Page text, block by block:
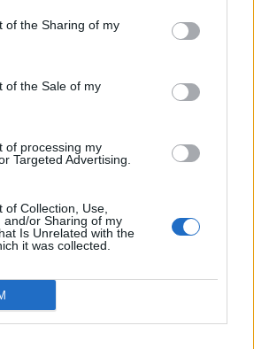
of the Sharing of my
of the Sale of my
of processing my
Targeted Advertising.
of Collection, Use,
and/or Sharing of my
Is Unrelated with the
it was collected.